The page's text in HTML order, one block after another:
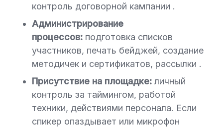
контроль договорной кампании .
Администрирование
процессов: подготовка списков
участников, печать бейджей, создание
методичек и сертификатов, рассылки .
Присутствие на площадке: личный
контроль за таймингом, работой
техники, действиями персонала. Если
спикер опаздывает или микрофон